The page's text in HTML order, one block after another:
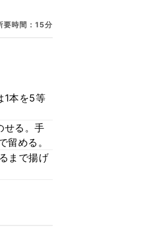
要時間：15分
1本を5等
せる。手
める。
まで揚げ